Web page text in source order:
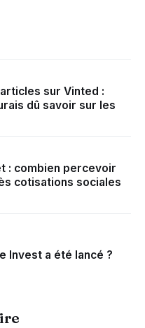
sur Vinted :
dû savoir sur les
: combien percevoir
cotisations sociales
Invest a été lancé ?